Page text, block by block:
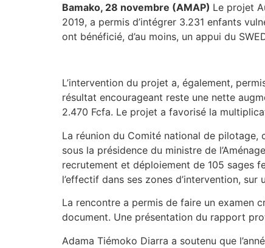
Bamako, 28 novembre (AMAP) Le projet
2019, a permis d’intégrer 3.231 enfants
ont bénéficié, d’au moins, un appui du
L’intervention du projet a, également,
résultat encourageant reste une nette
2.470 Fcfa. Le projet a favorisé la
La réunion du Comité national de pilotage,
sous la présidence du ministre de
recrutement et déploiement de 105 sages
l’effectif dans ses zones d’intervention, sur
La rencontre a permis de faire un examen
document. Une présentation du rapport
Adama Tiémoko Diarra a soutenu que